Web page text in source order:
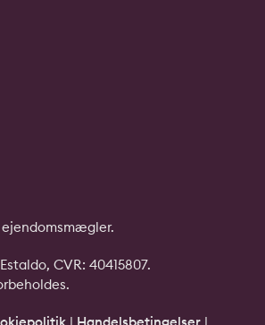
CVR: 40415807.
| Handelsbetingelser |